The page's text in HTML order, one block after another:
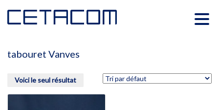
tabouret Vanves
Voici le seul résultat